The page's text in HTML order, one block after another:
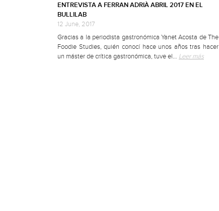
ENTREVISTA A FERRAN ADRIÀ ABRIL 2017 EN EL
BULLILAB
12 June, 2017
Gracias a la periodista gastronómica Yanet Acosta de The
Foodie Studies, quién conocí hace unos años tras hacer
un máster de crítica gastronómica, tuve el… Leer más